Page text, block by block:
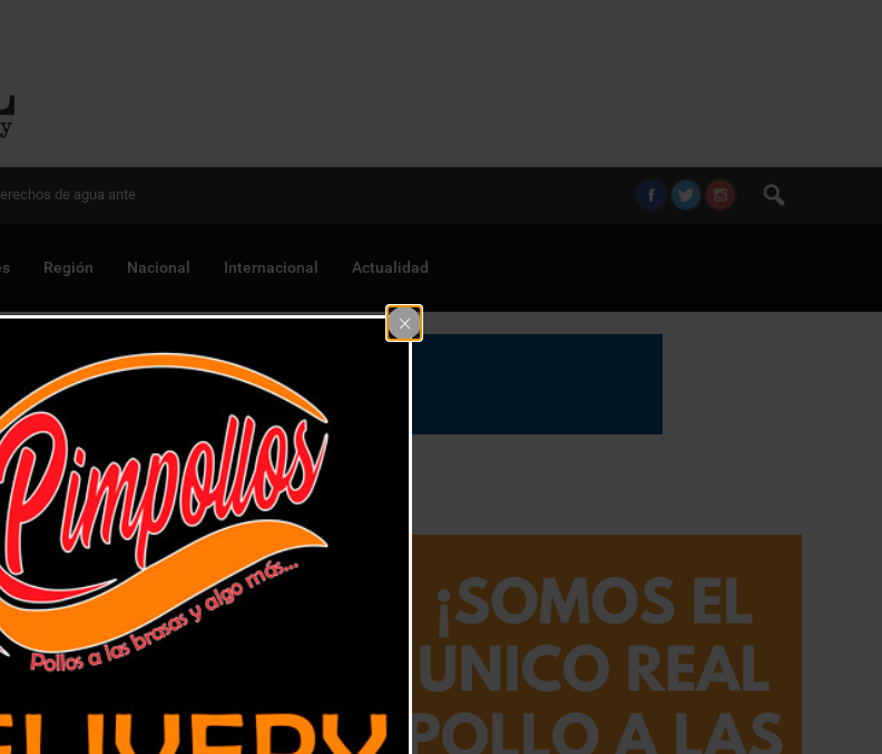
proyectos
Región Nacional Internacional Actualidad
en robo con intimidación
en robo con